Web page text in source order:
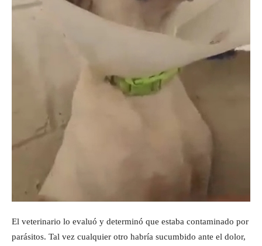
El veterinario lo evaluó y determinó que estaba contaminado por
parásitos. Tal vez cualquier otro habría sucumbido ante el dolor,